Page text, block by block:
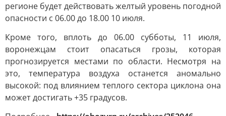
регионе будет действовать желтый уровень погодной
опасности с 06.00 до 18.00 10 июля.
Кроме того, вплоть до 06.00 субботы, 11 июля,
воронежцам стоит опасаться грозы, которая
прогнозируется местами по области. Несмотря на
это, температура воздуха останется аномально
высокой: под влиянием теплого сектора циклона она
может достигать +35 градусов.